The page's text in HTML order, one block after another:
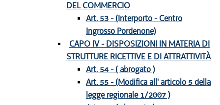
DEL COMMERCIO
Art. 53 - (Interporto - Centro
Ingrosso Pordenone)
CAPO IV - DISPOSIZIONI IN MATERIA DI
STRUTTURE RICETTIVE E DI ATTRATTIVITÀ
Art. 54 - ( abrogato )
Art. 55 - (Modifica all' articolo 5 della
legge regionale 1/2007 )